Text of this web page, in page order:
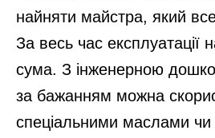
найняти майстра, який
За весь час експлуатації
сума. З інженерною
за бажанням можна
спеціальними маслами